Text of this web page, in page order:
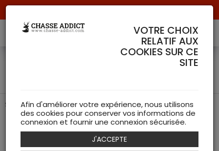
Scie pour crâne chevreuil et chamois
VOTRE CHOIX
RELATIF AUX
COOKIES SUR CE
SITE
Afin d'améliorer votre expérience, nous utilisons
des cookies pour conserver vos informations de
connexion et fournir une connexion sécurisée.
J'ACCEPTE